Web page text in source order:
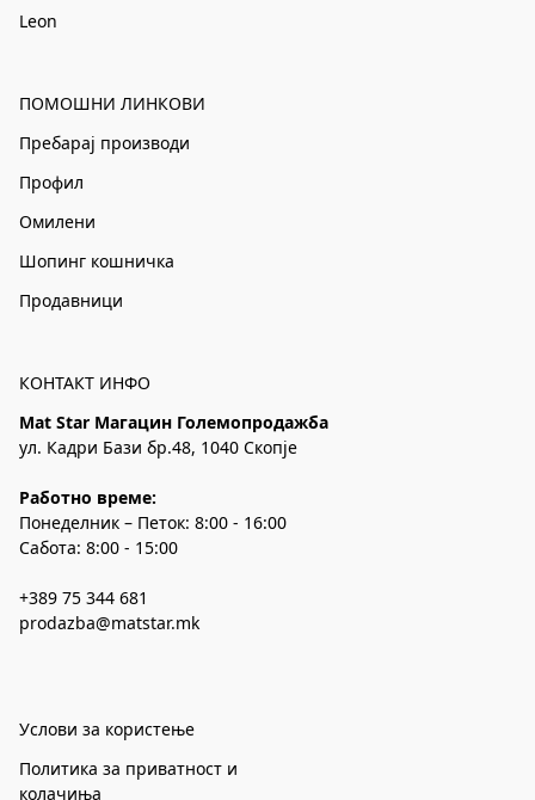
Leon
ПОМОШНИ ЛИНКОВИ
Пребарај производи
Профил
Омилени
Шопинг кошничка
Продавници
КОНТАКТ ИНФО
Mat Star Магацин Големопродажба
ул. Кадри Бази бр.48, 1040 Скопје
Работно време:
Понеделник – Петок: 8:00 - 16:00
Сабота: 8:00 - 15:00
+389 75 344 681
prodazba@matstar.mk
Услови за користење
Политика за приватност и
колачиња